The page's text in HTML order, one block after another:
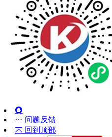
问题反馈
回到顶部